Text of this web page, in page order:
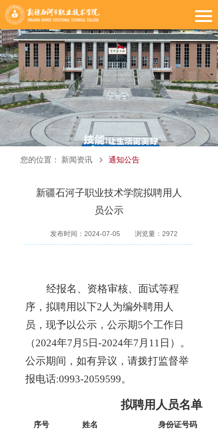
您的位置： 新闻资讯 通知公告
新疆石河子职业技术学院拟聘用人
员公示
发布时间：2024-07-05 浏览量： 2972
经报名、资格审核、面试等程
序，拟聘用以下2人为编外聘用人
员 ，现予以公示，公示期5个工作日
（2024年7月 5 日 -2024年7月 11 日）。
公示期间，如有异议，请拨打监督举
报电话:0993-2059599。
拟聘用人员名单
序号 姓名 身份证号码